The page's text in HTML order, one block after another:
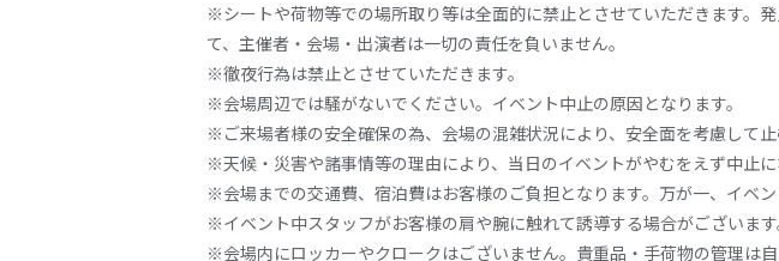
※シートや荷物等での場所取り等は全面的に禁止とさせていただきます。
て、主催者・会場・出演者は一切の責任を負いません。
※徹夜行為は禁止とさせていただきます。
※会場周辺では騒がないでください。イベント中止の原因となります。
※ご来場者様の安全確保の為、会場の混雑状況により、安全面を考慮して
※天候・災害や諸事情等の理由により、当日のイベントがやむをえず中止に
※会場までの交通費、宿泊費はお客様のご負担となります。万が一、イベ
※イベント中スタッフがお客様の肩や腕に触れて誘導する場合がございます
※会場内にロッカーやクロークはございません。貴重品・手荷物の管理は自